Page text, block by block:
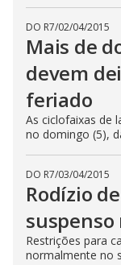
DO R7/02/04/2015
Mais de
devem
feriado
As ciclofaixas de
no domingo (5),
DO R7/03/04/2015
Rodízio
Restrições para
normalmente no